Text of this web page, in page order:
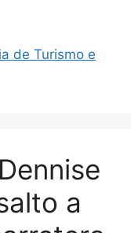
de Turismo e
a